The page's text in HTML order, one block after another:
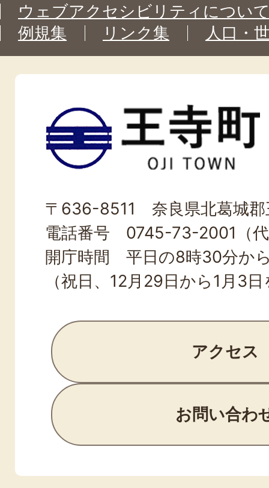
ウェブアクセシビリティについ
例規集
リンク集 人口・
王
寺
町
TOWN
〒636-8511 奈良県北葛城郡
電話番号 0745-73-2001（
開庁時間 平日の8時30分か
（祝日、12月29日から1月3
アクセス
お問い合わ